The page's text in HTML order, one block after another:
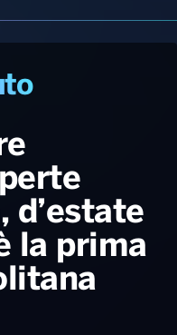
2026
d’estate
la prima